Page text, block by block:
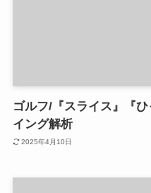
ゴルフ/『スライス』『
イング解析
2025年4月10日